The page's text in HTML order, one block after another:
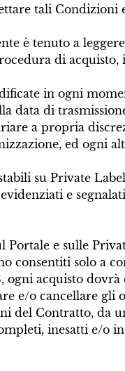
tali
è tenuto a
di
in ogni
data di
a propria
ed ogni
su Private
e
Portale e sulle
consentiti solo a
acquisto
e/o cancellare gli
del Contratto, da
inesatti e/o